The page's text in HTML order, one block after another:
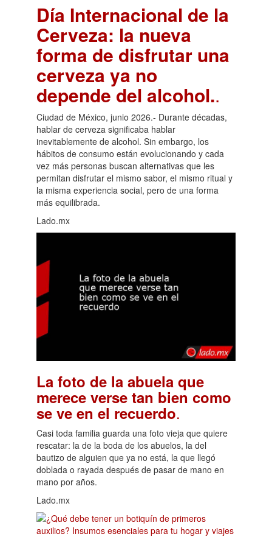
Día Internacional de la
Cerveza: la nueva
forma de disfrutar una
cerveza ya no
depende del alcohol..
Ciudad de México, junio 2026.- Durante décadas,
hablar de cerveza significaba hablar
inevitablemente de alcohol. Sin embargo, los
hábitos de consumo están evolucionando y cada
vez más personas buscan alternativas que les
permitan disfrutar el mismo sabor, el mismo ritual y
la misma experiencia social, pero de una forma
más equilibrada.
Lado.mx
La foto de la abuela que
merece verse tan bien como
se ve en el recuerdo.
Casi toda familia guarda una foto vieja que quiere
rescatar: la de la boda de los abuelos, la del
bautizo de alguien que ya no está, la que llegó
doblada o rayada después de pasar de mano en
mano por años.
Lado.mx